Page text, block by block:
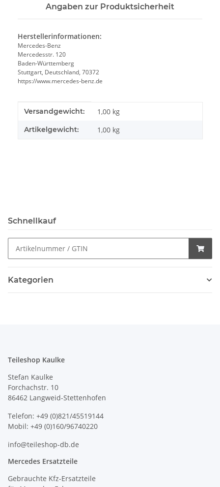
Angaben zur Produktsicherheit
Herstellerinformationen:
Mercedes-Benz
Mercedesstr. 120
Baden-Württemberg
Stuttgart, Deutschland, 70372
https://www.mercedes-benz.de
Produkteigenschaft
Wert
Versandgewicht: 1,00 kg
Artikelgewicht: 1,00 kg
Schnellkauf
Kategorien
Teileshop Kaulke
Stefan Kaulke
Forchachstr. 10
86462 Langweid-Stettenhofen
Telefon: +49 (0)821/45519144
Mobil: +49 (0)160/96740220
info@teileshop-db.de
Mercedes Ersatzteile
Gebrauchte Kfz-Ersatzteile